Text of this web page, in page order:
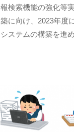
報検索機能の強化等
築に向け、2023年度
システムの構築を進